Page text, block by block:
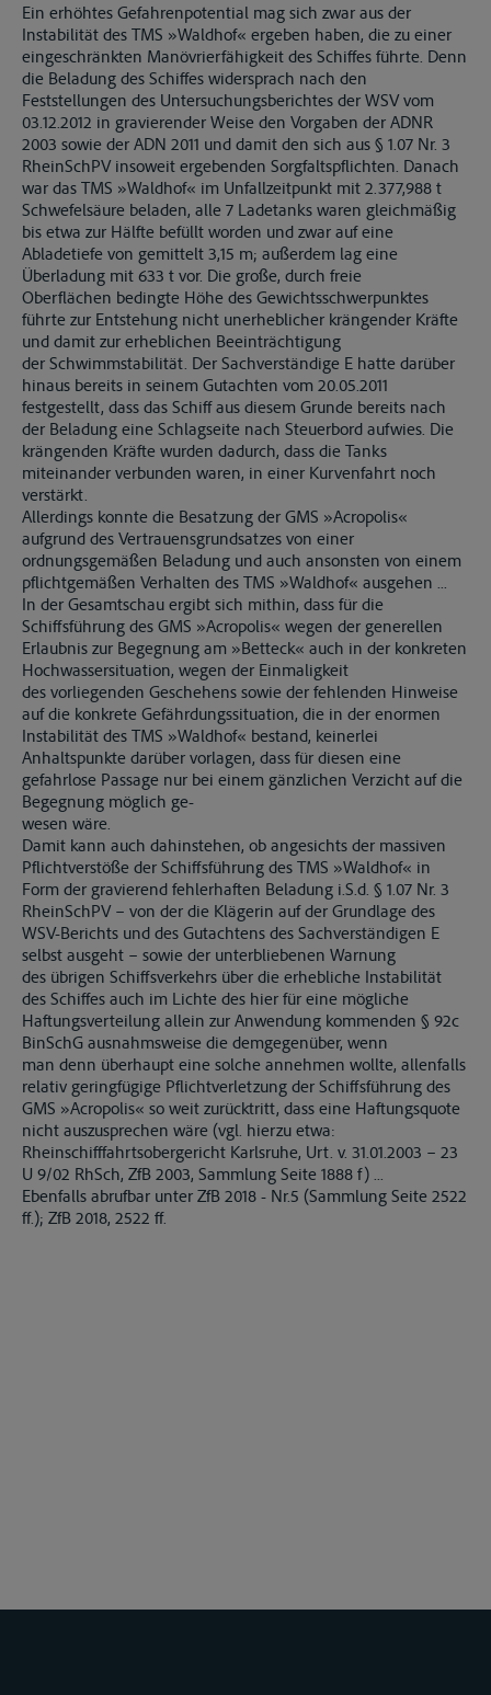
Ein erhöhtes Gefahrenpotential mag sich zwar aus der
Instabilität des TMS »Waldhof« ergeben haben, die zu einer
eingeschränkten Manövrierfähigkeit des Schiffes führte. Denn
die Beladung des Schiffes widersprach nach den
Feststellungen des Untersuchungsberichtes der WSV vom
03.12.2012 in gravierender Weise den Vorgaben der ADNR
2003 sowie der ADN 2011 und damit den sich aus § 1.07 Nr. 3
RheinSchPV insoweit ergebenden Sorgfaltspflichten. Danach
war das TMS »Waldhof« im Unfallzeitpunkt mit 2.377,988 t
Schwefelsäure beladen, alle 7 Ladetanks waren gleichmäßig
bis etwa zur Hälfte befüllt worden und zwar auf eine
Abladetiefe von gemittelt 3,15 m; außerdem lag eine
Überladung mit 633 t vor. Die große, durch freie
Oberflächen bedingte Höhe des Gewichtsschwerpunktes
führte zur Entstehung nicht unerheblicher krängender Kräfte
und damit zur erheblichen Beeinträchtigung
der Schwimmstabilität. Der Sachverständige E hatte darüber
hinaus bereits in seinem Gutachten vom 20.05.2011
festgestellt, dass das Schiff aus diesem Grunde bereits nach
der Beladung eine Schlagseite nach Steuerbord aufwies. Die
krängenden Kräfte wurden dadurch, dass die Tanks
miteinander verbunden waren, in einer Kurvenfahrt noch
verstärkt.
Allerdings konnte die Besatzung der GMS »Acropolis«
aufgrund des Vertrauensgrundsatzes von einer
ordnungsgemäßen Beladung und auch ansonsten von einem
pflichtgemäßen Verhalten des TMS »Waldhof« ausgehen ...
In der Gesamtschau ergibt sich mithin, dass für die
Schiffsführung des GMS »Acropolis« wegen der generellen
Erlaubnis zur Begegnung am »Betteck« auch in der konkreten
Hochwassersituation, wegen der Einmaligkeit
des vorliegenden Geschehens sowie der fehlenden Hinweise
auf die konkrete Gefährdungssituation, die in der enormen
Instabilität des TMS »Waldhof« bestand, keinerlei
Anhaltspunkte darüber vorlagen, dass für diesen eine
gefahrlose Passage nur bei einem gänzlichen Verzicht auf die
Begegnung möglich ge-
wesen wäre.
Damit kann auch dahinstehen, ob angesichts der massiven
Pflichtverstöße der Schiffsführung des TMS »Waldhof« in
Form der gravierend fehlerhaften Beladung i.S.d. § 1.07 Nr. 3
RheinSchPV – von der die Klägerin auf der Grundlage des
WSV-Berichts und des Gutachtens des Sachverständigen E
selbst ausgeht – sowie der unterbliebenen Warnung
des übrigen Schiffsverkehrs über die erhebliche Instabilität
des Schiffes auch im Lichte des hier für eine mögliche
Haftungsverteilung allein zur Anwendung kommenden § 92c
BinSchG ausnahmsweise die demgegenüber, wenn
man denn überhaupt eine solche annehmen wollte, allenfalls
relativ geringfügige Pflichtverletzung der Schiffsführung des
GMS »Acropolis« so weit zurücktritt, dass eine Haftungsquote
nicht auszusprechen wäre (vgl. hierzu etwa:
Rheinschifffahrtsobergericht Karlsruhe, Urt. v. 31.01.2003 – 23
U 9/02 RhSch, ZfB 2003, Sammlung Seite 1888 f) ...
Ebenfalls abrufbar unter ZfB 2018 - Nr.5 (Sammlung Seite 2522
ff.); ZfB 2018, 2522 ff.